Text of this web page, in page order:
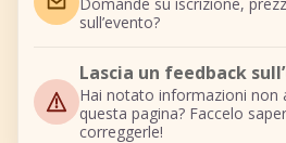
sull’evento?
Lascia un feedback
Hai notato informazioni non
questa pagina? Faccelo
correggerle!